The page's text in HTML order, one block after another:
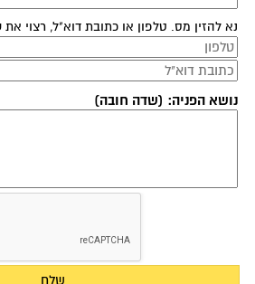
נא להזין מס. טלפון או כתובת דוא"ל, רצוי את
נושא הפניה: (שדה חובה)